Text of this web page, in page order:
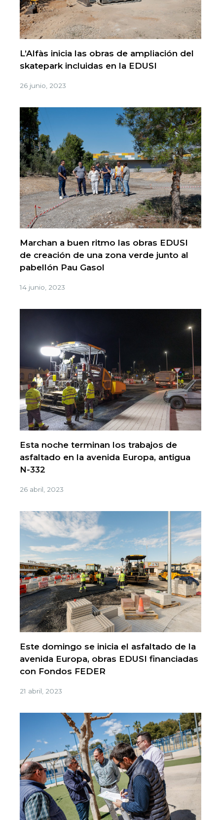
L’Alfàs inicia las obras de ampliación del
skatepark incluidas en la EDUSI
26 junio, 2023
Marchan a buen ritmo las obras EDUSI
de creación de una zona verde junto al
pabellón Pau Gasol
14 junio, 2023
Esta noche terminan los trabajos de
asfaltado en la avenida Europa, antigua
N-332
26 abril, 2023
Este domingo se inicia el asfaltado de la
avenida Europa, obras EDUSI financiadas
con Fondos FEDER
21 abril, 2023